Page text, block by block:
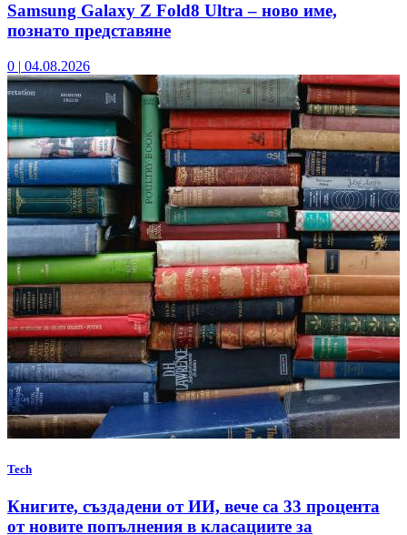
Samsung Galaxy Z Fold8 Ultra – ново име,
познато представяне
0 | 04.08.2026
Tech
Книгите, създадени от ИИ, вече са 33 процента
от новите попълнения в класациите за